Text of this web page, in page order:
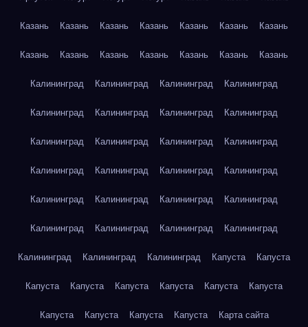
Казань Казань Казань Казань Казань Казань Казань
Казань Казань Казань Казань Казань Казань Казань
Калининград Калининград Калининград Калининград
Калининград Калининград Калининград Калининград
Калининград Калининград Калининград Калининград
Калининград Калининград Калининград Калининград
Калининград Калининград Калининград Калининград
Калининград Калининград Калининград Калининград
Калининград Калининград Калининград Капуста Капуста
Капуста Капуста Капуста Капуста Капуста Капуста
Капуста Капуста Капуста Капуста Карта сайта